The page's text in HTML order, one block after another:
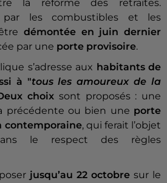
la réforme des retraites.
par les combustibles et les
démontée en juin dernier
par une porte provisoire.
s’adresse aux habitants de
à "tous les amoureux de la
choix sont proposés : une
précédente ou bien une porte
contemporaine, qui ferait l’objet
le respect des règles
jusqu’au 22 octobre sur le